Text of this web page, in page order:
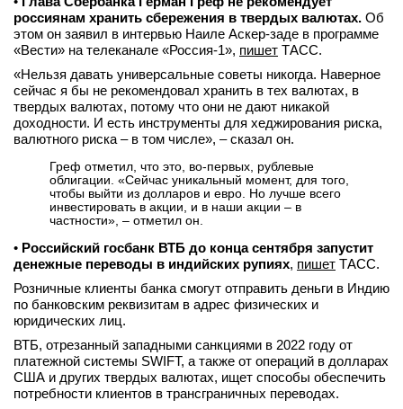
россиянам хранить сбережения в твердых валютах. Об
этом он заявил в интервью Наиле Аскер-заде в программе
«Вести» на телеканале «Россия-1», пишет ТАСС.
«Нельзя давать универсальные советы никогда. Наверное
сейчас я бы не рекомендовал хранить в тех валютах, в
твердых валютах, потому что они не дают никакой
доходности. И есть инструменты для хеджирования риска,
валютного риска – в том числе», – сказал он.
Греф отметил, что это, во-первых, рублевые
облигации. «Сейчас уникальный момент, для того,
чтобы выйти из долларов и евро. Но лучше всего
инвестировать в акции, и в наши акции – в
частности», – отметил он.
• Российский госбанк ВТБ до конца сентября запустит
денежные переводы в индийских рупиях, пишет ТАСС.
Розничные клиенты банка смогут отправить деньги в Индию
по банковским реквизитам в адрес физических и
юридических лиц.
ВТБ, отрезанный западными санкциями в 2022 году от
платежной системы SWIFT, а также от операций в долларах
США и других твердых валютах, ищет способы обеспечить
потребности клиентов в трансграничных переводах.